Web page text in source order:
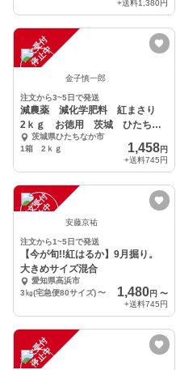
+送料1,380円
注
文
受
付
停
止
中
金子慎一郎
注文から3~5日で発送
減農薬 減化学肥料 紅まさり
2ｋｇ お徳用 茨城 ひたちな
か産茨城県ひたちなか市
1箱 2ｋｇ
1,458円
+送料745円
注
文
受
付
停
止
中 安藤京祐
注文から1~5日で発送
【今が旬!!紅はるか】9月掘り。
大きめサイズ混合
愛知県高浜市
3㎏(宅急便80サイズ)〜 1,480円 〜
+送料745円
注
文
受
付
停
止
中